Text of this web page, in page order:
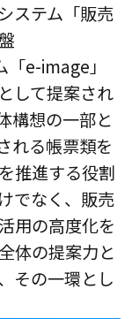
ステム「販売
「e-image」
して提案され
構想の一部と
れる帳票類を
推進する役割
でなく、販売
用の高度化を
体の提案力と
その一環とし